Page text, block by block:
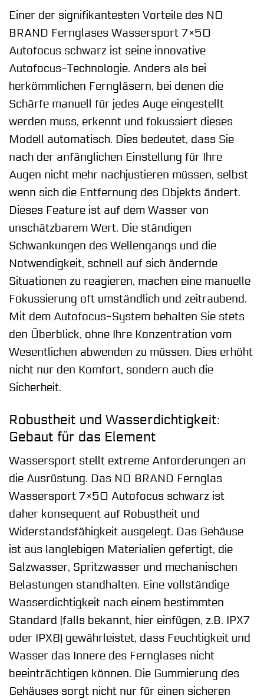
Einer der signifikantesten Vorteile des NO
BRAND Fernglases Wassersport 7×50
Autofocus schwarz ist seine innovative
Autofocus-Technologie. Anders als bei
herkömmlichen Ferngläsern, bei denen die
Schärfe manuell für jedes Auge eingestellt
werden muss, erkennt und fokussiert dieses
Modell automatisch. Dies bedeutet, dass Sie
nach der anfänglichen Einstellung für Ihre
Augen nicht mehr nachjustieren müssen, selbst
wenn sich die Entfernung des Objekts ändert.
Dieses Feature ist auf dem Wasser von
unschätzbarem Wert. Die ständigen
Schwankungen des Wellengangs und die
Notwendigkeit, schnell auf sich ändernde
Situationen zu reagieren, machen eine manuelle
Fokussierung oft umständlich und zeitraubend.
Mit dem Autofocus-System behalten Sie stets
den Überblick, ohne Ihre Konzentration vom
Wesentlichen abwenden zu müssen. Dies erhöht
nicht nur den Komfort, sondern auch die
Sicherheit.
Robustheit und Wasserdichtigkeit:
Gebaut für das Element
Wassersport stellt extreme Anforderungen an
die Ausrüstung. Das NO BRAND Fernglas
Wassersport 7×50 Autofocus schwarz ist
daher konsequent auf Robustheit und
Widerstandsfähigkeit ausgelegt. Das Gehäuse
ist aus langlebigen Materialien gefertigt, die
Salzwasser, Spritzwasser und mechanischen
Belastungen standhalten. Eine vollständige
Wasserdichtigkeit nach einem bestimmten
Standard (falls bekannt, hier einfügen, z.B. IPX7
oder IPX8) gewährleistet, dass Feuchtigkeit und
Wasser das Innere des Fernglases nicht
beeinträchtigen können. Die Gummierung des
Gehäuses sorgt nicht nur für einen sicheren